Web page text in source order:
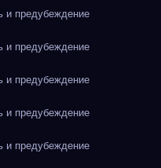
и предубеждение
и предубеждение
и предубеждение
и предубеждение
и предубеждение